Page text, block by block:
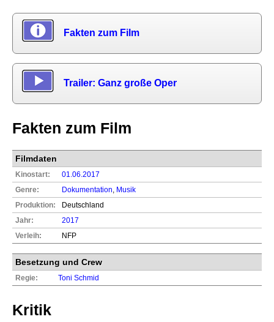
Fakten zum Film
Trailer: Ganz große Oper
Fakten zum Film
Filmdaten
Kinostart:
01.06.2017
Genre:
Dokumentation Musik
Produktion:
Deutschland
Jahr:
2017
Verleih:
NFP
Besetzung und Crew
Regie: Toni Schmid
Kritik